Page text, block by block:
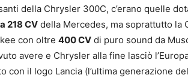
della Chrysler 300C, c’erano quelle
218 CV della Mercedes, ma soprattutto la
con oltre 400 CV di puro sound da
avere e Chrysler alla fine lasciò
con il logo Lancia (l’ultima generazione